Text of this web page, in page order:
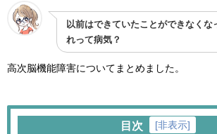
以前はできていたことができなくな
れって病気？
高次脳機能障害についてまとめました。
目次 [非表示]